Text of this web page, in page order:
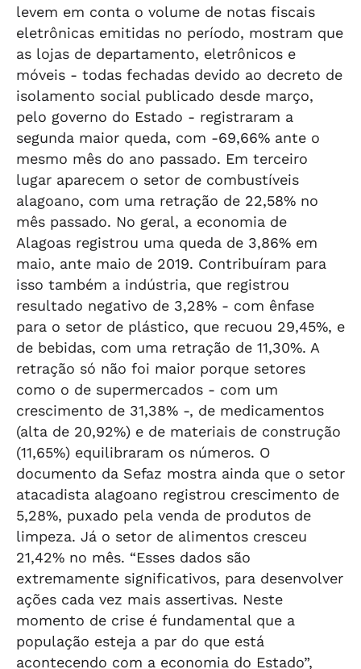
levem em conta o volume de notas fiscais
eletrônicas emitidas no período, mostram que
as lojas de departamento, eletrônicos e
móveis - todas fechadas devido ao decreto de
isolamento social publicado desde março,
pelo governo do Estado - registraram a
segunda maior queda, com -69,66% ante o
mesmo mês do ano passado. Em terceiro
lugar aparecem o setor de combustíveis
alagoano, com uma retração de 22,58% no
mês passado. No geral, a economia de
Alagoas registrou uma queda de 3,86% em
maio, ante maio de 2019. Contribuíram para
isso também a indústria, que registrou
resultado negativo de 3,28% - com ênfase
para o setor de plástico, que recuou 29,45%, e
de bebidas, com uma retração de 11,30%. A
retração só não foi maior porque setores
como o de supermercados - com um
crescimento de 31,38% -, de medicamentos
(alta de 20,92%) e de materiais de construção
(11,65%) equilibraram os números. O
documento da Sefaz mostra ainda que o setor
atacadista alagoano registrou crescimento de
5,28%, puxado pela venda de produtos de
limpeza. Já o setor de alimentos cresceu
21,42% no mês. “Esses dados são
extremamente significativos, para desenvolver
ações cada vez mais assertivas. Neste
momento de crise é fundamental que a
população esteja a par do que está
acontecendo com a economia do Estado”,